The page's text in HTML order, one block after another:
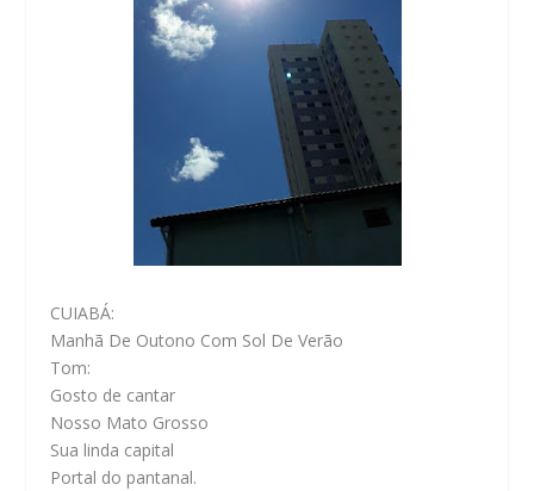
CUIABÁ:
Manhã De Outono Com Sol De Verão
Tom:
Gosto de cantar
Nosso Mato Grosso
Sua linda capital
Portal do pantanal.